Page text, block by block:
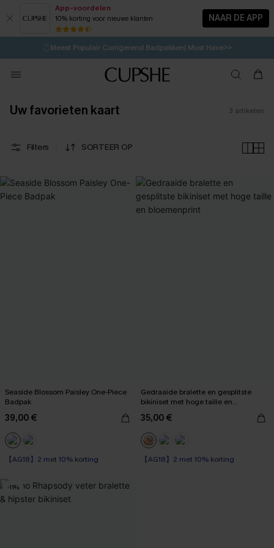
App-voordelen
10% korting voor nieuwe klanten NAAR DE APP
⚡️LAATSTE KANS | Tot 50% korting>>
🩱Meest Populair Corrigerend Badpakken| Must Have>>
💌Abonneer je & ontvang tot 15% korting>>
Koop 3, krijg 15% korting | CODE: SW15
Uw favorieten kaart 3 artikelen
Filters SORTEER OP
Seaside Blossom Paisley One-Piece
Badpak
39,00 €
【AG18】2 met 10% korting
【AG18】2 met 10% korting
Gedraaide bralette en gesplitste
bikiniset met hoge taille en
35,00 €
【AG18】2 met 10% korting
-11%